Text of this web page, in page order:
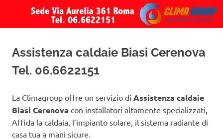
Biasi
Roma
Assistenza caldaie Biasi Cerenova
Tel. 06.6622151
La Climagroup offre un servizio di Assistenza caldaie
Biasi Cerenova con installatori altamente specializzati,
Affida la caldaia, l’impianto solare, il sistema radiante di
casa tua a mani sicure.